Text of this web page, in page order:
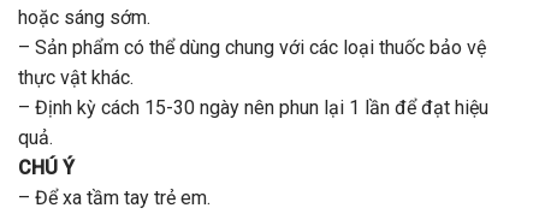
hoặc sáng sớm.
– Sản phẩm có thể dùng chung với các loại thuốc bảo vệ
thực vật khác.
– Định kỳ cách 15-30 ngày nên phun lại 1 lần để đạt hiệu
quả.
CHÚ Ý
– Để xa tầm tay trẻ em.